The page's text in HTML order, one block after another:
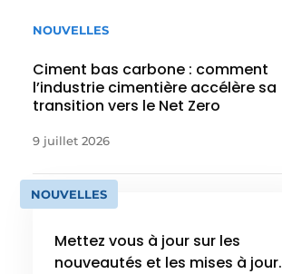
NOUVELLES
Ciment bas carbone : comment
l’industrie cimentière accélère sa
transition vers le Net Zero
9 juillet 2026
NOUVELLES
Mettez vous à jour sur les
nouveautés et les mises à jour.